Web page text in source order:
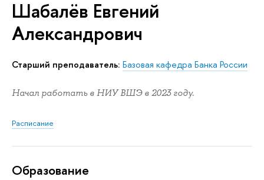
Шабалёв Евгений
Александрович
Старший преподаватель: Базовая кафедра Банка России
Начал работать в НИУ ВШЭ в 2023 году.
Расписание
Oбразование